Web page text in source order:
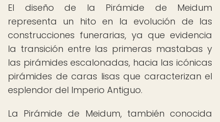
El diseño de la Pirámide de Meidum
representa un hito en la evolución de las
construcciones funerarias, ya que evidencia
la transición entre las primeras mastabas y
las pirámides escalonadas, hacia las icónicas
pirámides de caras lisas que caracterizan el
esplendor del Imperio Antiguo.
La Pirámide de Meidum, también conocida